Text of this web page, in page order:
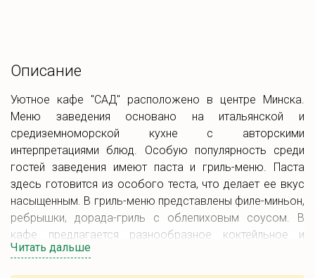
Описание
Уютное кафе "САД" расположено в центре Минска.
Меню заведения основано на итальянской и
средиземноморской кухне с авторскими
интерпретациями блюд. Особую популярность среди
гостей заведения имеют паста и гриль-меню. Паста
здесь готовится из особого теста, что делает ее вкус
насыщенным. В гриль-меню представлены филе-миньон,
ребрышки, дорада-гриль с облепиховым соусом. В
кафе предлагается разнообразное коктейльное и
винное меню, которое регулярно пополняется
Читать дальше